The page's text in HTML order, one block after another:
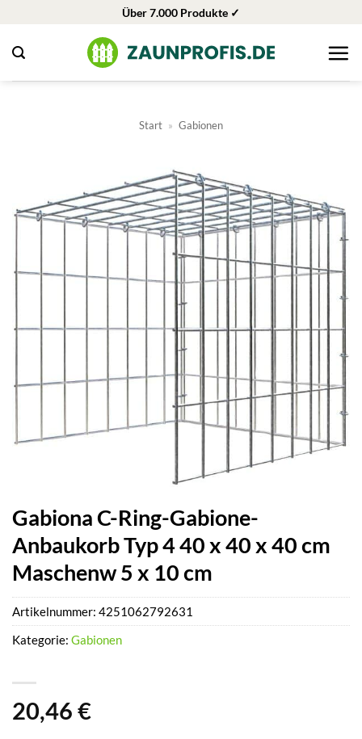
springen
Über 7.000 Produkte ✓
Start » Gabionen
Gabiona C-Ring-Gabione-
Anbaukorb Typ 4 40 x 40 x 40 cm
Maschenw 5 x 10 cm
20,46 €
Artikelnummer: 4251062792631
Kategorie: Gabionen